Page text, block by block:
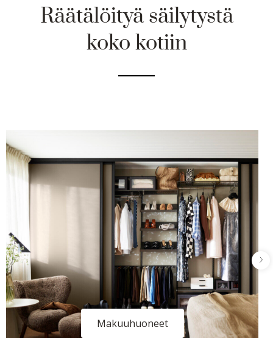
Räätälöityä säilytystä
koko kotiin
Makuuhuoneet